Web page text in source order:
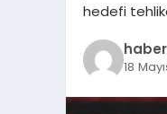
hedefi
18